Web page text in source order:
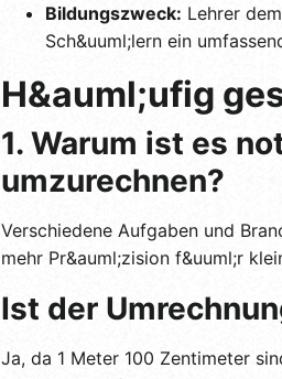
Bildungszweck: Lehrer
Sch&uuml;lern ein
H&auml;ufig
1. Warum ist es
umzurechnen?
Verschiedene Aufgaben und
mehr Pr&auml;zision f&uuml;r
Ist der
Ja, da 1 Meter 100 Zentimeter